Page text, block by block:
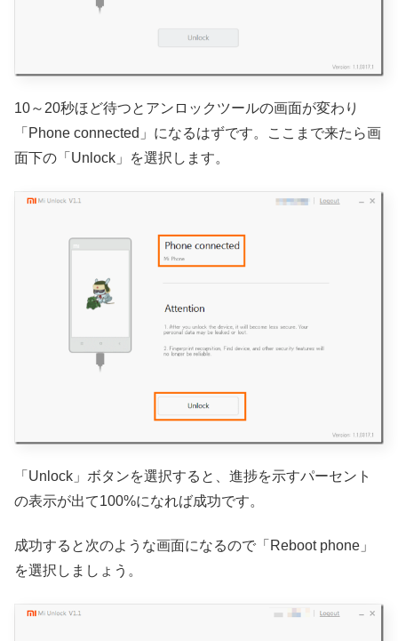
10～20秒ほど待つとアンロックツールの画面が変わり
「Phone connected」になるはずです。ここまで来たら画
面下の「Unlock」を選択します。
「Unlock」ボタンを選択すると、進捗を示すパーセント
の表示が出て100%になれば成功です。
成功すると次のような画面になるので「Reboot phone」
を選択しましょう。